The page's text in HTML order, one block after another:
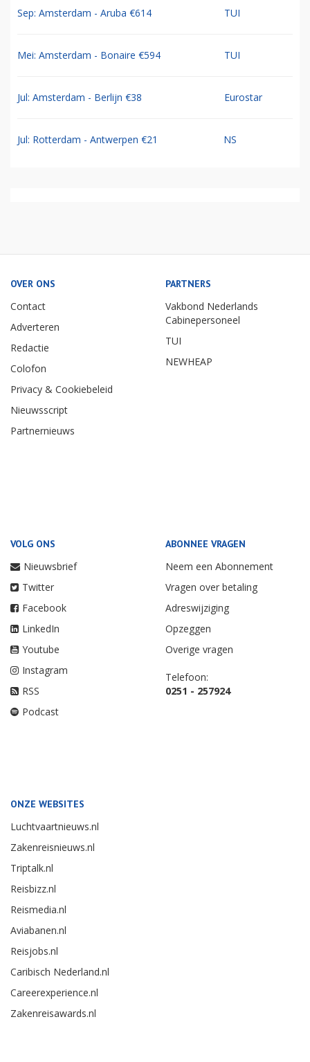
Sep: Amsterdam - Aruba €614 TUI
Mei: Amsterdam - Bonaire €594 TUI
Jul: Amsterdam - Berlijn €38 Eurostar
Jul: Rotterdam - Antwerpen €21 NS
OVER ONS
Contact
Adverteren
Redactie
Colofon
Privacy & Cookiebeleid
Nieuwsscript
Partnernieuws
PARTNERS
Vakbond Nederlands
Cabinepersoneel
TUI
NEWHEAP
VOLG ONS
Nieuwsbrief
Twitter
Facebook
LinkedIn
Youtube
Instagram
RSS
Podcast
ABONNEE VRAGEN
Neem een Abonnement
Vragen over betaling
Adreswijziging
Opzeggen
Overige vragen
Telefoon:
0251 - 257924
ONZE WEBSITES
Luchtvaartnieuws.nl
Zakenreisnieuws.nl
Triptalk.nl
Reisbizz.nl
Reismedia.nl
Aviabanen.nl
Reisjobs.nl
Caribisch Nederland.nl
Careerexperience.nl
Zakenreisawards.nl